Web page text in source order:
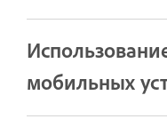
мобильных